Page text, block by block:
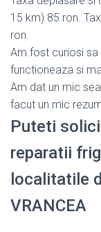
15 km) 85 ron.
ron.
Am fost curiosi
functioneaza si
Am dat un mic
facut un mic
Puteti
reparatii
localitatile
VRANCEA